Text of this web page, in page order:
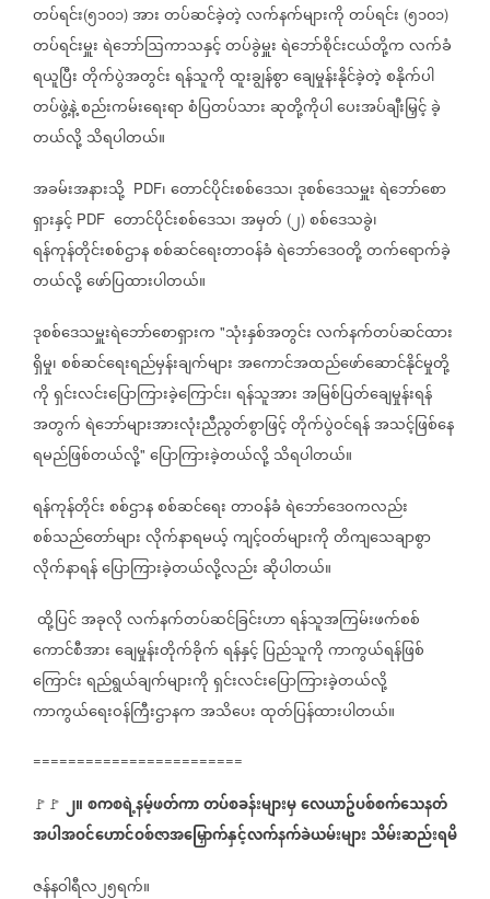
တပ်ရင်း(၅၁၀၁) အားတပ်ဆင်ခဲ့တဲ့လက်နက်များကိုတပ်ရင်း (၅၁၀၁)
တပ်ရင်းမှူးရဲဘော်ဩကာသနှင့်တပ်ခွဲမှူးရဲဘော်စိုင်းငယ်တို့ကလက်ခံ
ရယူပြီးတိုက်ပွဲအတွင်းရန်သူကိုထူးချွန်စွာချေမှုန်းနိုင်ခဲ့တဲ့စနိုက်ပါ
တပ်ဖွဲ့နဲ့စည်းကမ်းရေးရာစံပြတပ်သားဆုတို့ကိုပါပေးအပ်ချီးမြှင့်ခဲ့
တယ်လို့သိရပါတယ်။
အခမ်းအနားသို့ PDF၊တောင်ပိုင်းစစ်ဒေသ၊ဒုစစ်ဒေသမှူးရဲဘော်စော
ရှားနှင့် PDF တောင်ပိုင်းစစ်ဒေသ၊အမှတ် (၂) စစ်ဒေသခွဲ၊
ရန်ကုန်တိုင်းစစ်ဌာနစစ်ဆင်ရေးတာဝန်ခံရဲဘော်ဒေဝတို့တက်ရောက်ခဲ့
တယ်လို့ဖော်ပြထားပါတယ်။
ဒုစစ်ဒေသမှူးရဲဘော်စောရှားက "သုံးနှစ်အတွင်းလက်နက်တပ်ဆင်ထား
ရှိမှု၊စစ်ဆင်ရေးရည်မှန်းချက်များအကောင်အထည်ဖော်ဆောင်နိုင်မှုတို့
ကိုရှင်းလင်းပြောကြားခဲ့ကြောင်း၊ရန်သူအားအမြစ်ပြတ်ချေမှုန်းရန်
အတွက်ရဲဘော်များအားလုံးညီညွတ်စွာဖြင့်တိုက်ပွဲဝင်ရန်အသင့်ဖြစ်နေ
ရမည်ဖြစ်တယ်လို့" ပြောကြားခဲ့တယ်လို့သိရပါတယ်။
ရန်ကုန်တိုင်းစစ်ဌာနစစ်ဆင်ရေးတာဝန်ခံရဲဘော်ဒေဝကလည်း
စစ်သည်တော်များလိုက်နာရမယ့်ကျင့်ဝတ်များကိုတိကျသေချာစွာ
လိုက်နာရန်ပြောကြားခဲ့တယ်လို့လည်းဆိုပါတယ်။
ထို့ပြင်အခုလိုလက်နက်တပ်ဆင်ခြင်းဟာရန်သူအကြမ်းဖက်စစ်
ကောင်စီအားချေမှုန်းတိုက်ခိုက်ရန်နှင့်ပြည်သူကိုကာကွယ်ရန်ဖြစ်
ကြောင်းရည်ရွယ်ချက်များကိုရှင်းလင်းပြောကြားခဲ့တယ်လို့
ကာကွယ်ရေးဝန်ကြီးဌာနကအသိပေးထုတ်ပြန်ထားပါတယ်။
========================
🚩🚩 ၂။စကစရဲ့နမ့်ဖတ်ကာတပ်စခန်းများမှလေယာဥ်ပစ်စက်သေနတ်
အပါအဝင်ဟောင်ဝစ်ဇာအမြှောက်နှင့်လက်နက်ခဲယမ်းများသိမ်းဆည်းရမိ
ဇန်နဝါရီလ၂၅ရက်။